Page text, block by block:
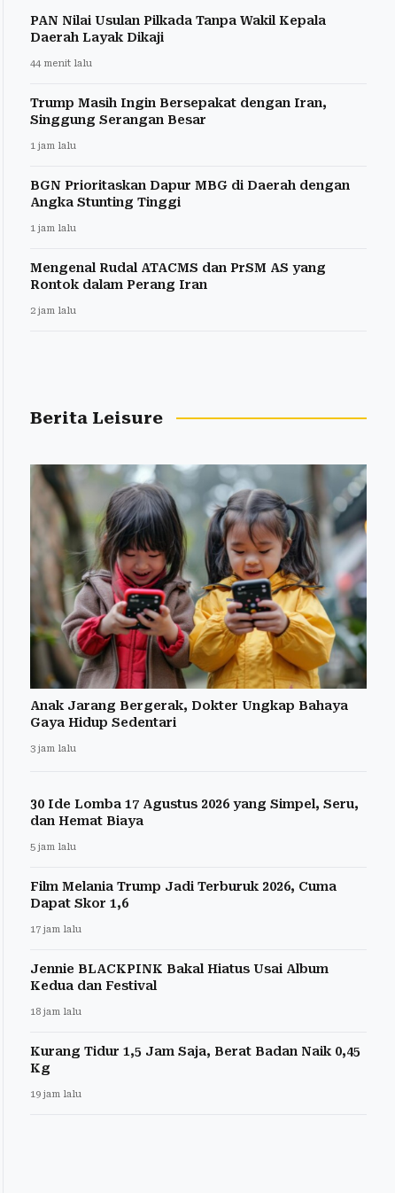
PAN Nilai Usulan Pilkada Tanpa Wakil Kepala
Daerah Layak Dikaji
44 menit lalu
Trump Masih Ingin Bersepakat dengan Iran,
Singgung Serangan Besar
1 jam lalu
BGN Prioritaskan Dapur MBG di Daerah dengan
Angka Stunting Tinggi
1 jam lalu
Mengenal Rudal ATACMS dan PrSM AS yang
Rontok dalam Perang Iran
2 jam lalu
Berita Leisure
Anak Jarang Bergerak, Dokter Ungkap Bahaya
Gaya Hidup Sedentari
3 jam lalu
30 Ide Lomba 17 Agustus 2026 yang Simpel, Seru,
dan Hemat Biaya
5 jam lalu
Film Melania Trump Jadi Terburuk 2026, Cuma
Dapat Skor 1,6
17 jam lalu
Jennie BLACKPINK Bakal Hiatus Usai Album
Kedua dan Festival
18 jam lalu
Kurang Tidur 1,5 Jam Saja, Berat Badan Naik 0,45
Kg
19 jam lalu